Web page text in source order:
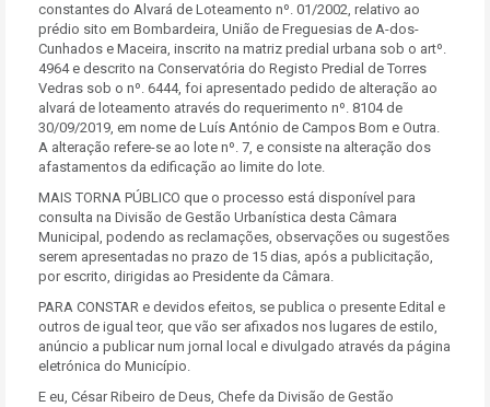
constantes do Alvará de Loteamento nº. 01/2002, relativo ao
prédio sito em Bombardeira, União de Freguesias de A-dos-
Cunhados e Maceira, inscrito na matriz predial urbana sob o artº.
4964 e descrito na Conservatória do Registo Predial de Torres
Vedras sob o nº. 6444, foi apresentado pedido de alteração ao
alvará de loteamento através do requerimento nº. 8104 de
30/09/2019, em nome de Luís António de Campos Bom e Outra.
A alteração refere-se ao lote nº. 7, e consiste na alteração dos
afastamentos da edificação ao limite do lote.
MAIS TORNA PÚBLICO que o processo está disponível para
consulta na Divisão de Gestão Urbanística desta Câmara
Municipal, podendo as reclamações, observações ou sugestões
serem apresentadas no prazo de 15 dias, após a publicitação,
por escrito, dirigidas ao Presidente da Câmara.
PARA CONSTAR e devidos efeitos, se publica o presente Edital e
outros de igual teor, que vão ser afixados nos lugares de estilo,
anúncio a publicar num jornal local e divulgado através da página
eletrónica do Município.
E eu, César Ribeiro de Deus, Chefe da Divisão de Gestão